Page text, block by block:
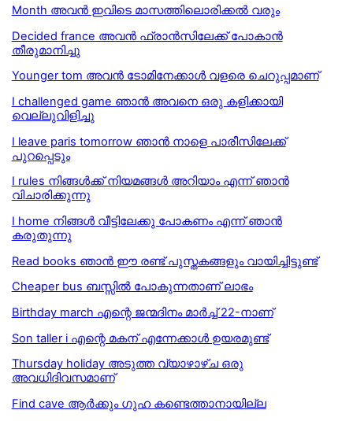
Month അവൻ ഇവിടെ മാസത്തിലൊരിക്കൽ വരും
Decided france അവൻ ഫ്രാൻസിലേക്ക് പോകാൻ
തീരുമാനിച്ചു
Younger tom അവൻ ടോമിനേക്കാൾ വളരെ ചെറുപ്പമാണ്
I challenged game ഞാൻ അവനെ ഒരു കളിക്കായി
വെല്ലുവിളിച്ചു
I leave paris tomorrow ഞാൻ നാളെ പാരീസിലേക്ക്
പുറപ്പെടും
I rules നിങ്ങള്‍ക്ക് നിയമങ്ങള്‍ അറിയാം എന്ന് ഞാന്‍
വിചാരിക്കുന്നു
I home നിങ്ങൾ വീട്ടിലേക്കു പോകണം എന്ന് ഞാൻ
കരുതുന്നു
Read books ഞാൻ ഈ രണ്ട് പുസ്തകങ്ങളും വായിച്ചിട്ടുണ്ട്
Cheaper bus ബസ്സില്‍ പോകുന്നതാണ് ലാഭം
Birthday march എന്റെ ജന്മദിനം മാർച്ച് 22-നാണ്
Son taller i എന്റെ മകന് എന്നേക്കാള്‍ ഉയരമുണ്ട്
Thursday holiday അടുത്ത വ്യാഴാഴ്ച ഒരു
അവധിദിവസമാണ്
Find cave ആർക്കും ഗുഹ കണ്ടെത്താനായില്ല